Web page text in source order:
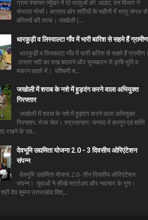
ग्राम पंचायत त्यूँखर में दो भालुओं की आहट, वन विभाग ने
संभाला मोर्चा। बरसात ओर सर्दियों के महीनों में भालू जंगल से
बस्तियों की तरफ। जखोली (...
धारकुड़ी व लिस्वाल्टा गाँव में भारी बारिश से सहमे हैं ग्रामीण
धारकुड़ी व लिस्वाल्टा गाँव में भारी बारिश से सहमे हैं
लस्तर नदी का रुख बदलने और भूस्खलन से कृषि भूमि व
मकान खतरे में। पश्चिमी ब...
जखोली में शराब के नशे में हुड़दंग करने वाला अभियुक्त
गिरफ्तार
जखोली में शराब के नशे में हुड़दंग करने वाला अभियुक्त
गिरफ्तार, भेजा जेल। रुद्रप्रयाग: जनपद में कानून एवं शांति
रखने के उद्द...
देवभूमि उद्यमिता योजना 2.0 - 3 दिवसीय ओरिएंटेशन
संपन्न
देवभूमि उद्यमिता योजना 2.0- तीन दिवसीय ओरिएंटेशन
संपन्न। युवाओं ने सीखे स्टार्टअप और नवाचार के गुण।
देव सुमन उत्तराखंड विश्...